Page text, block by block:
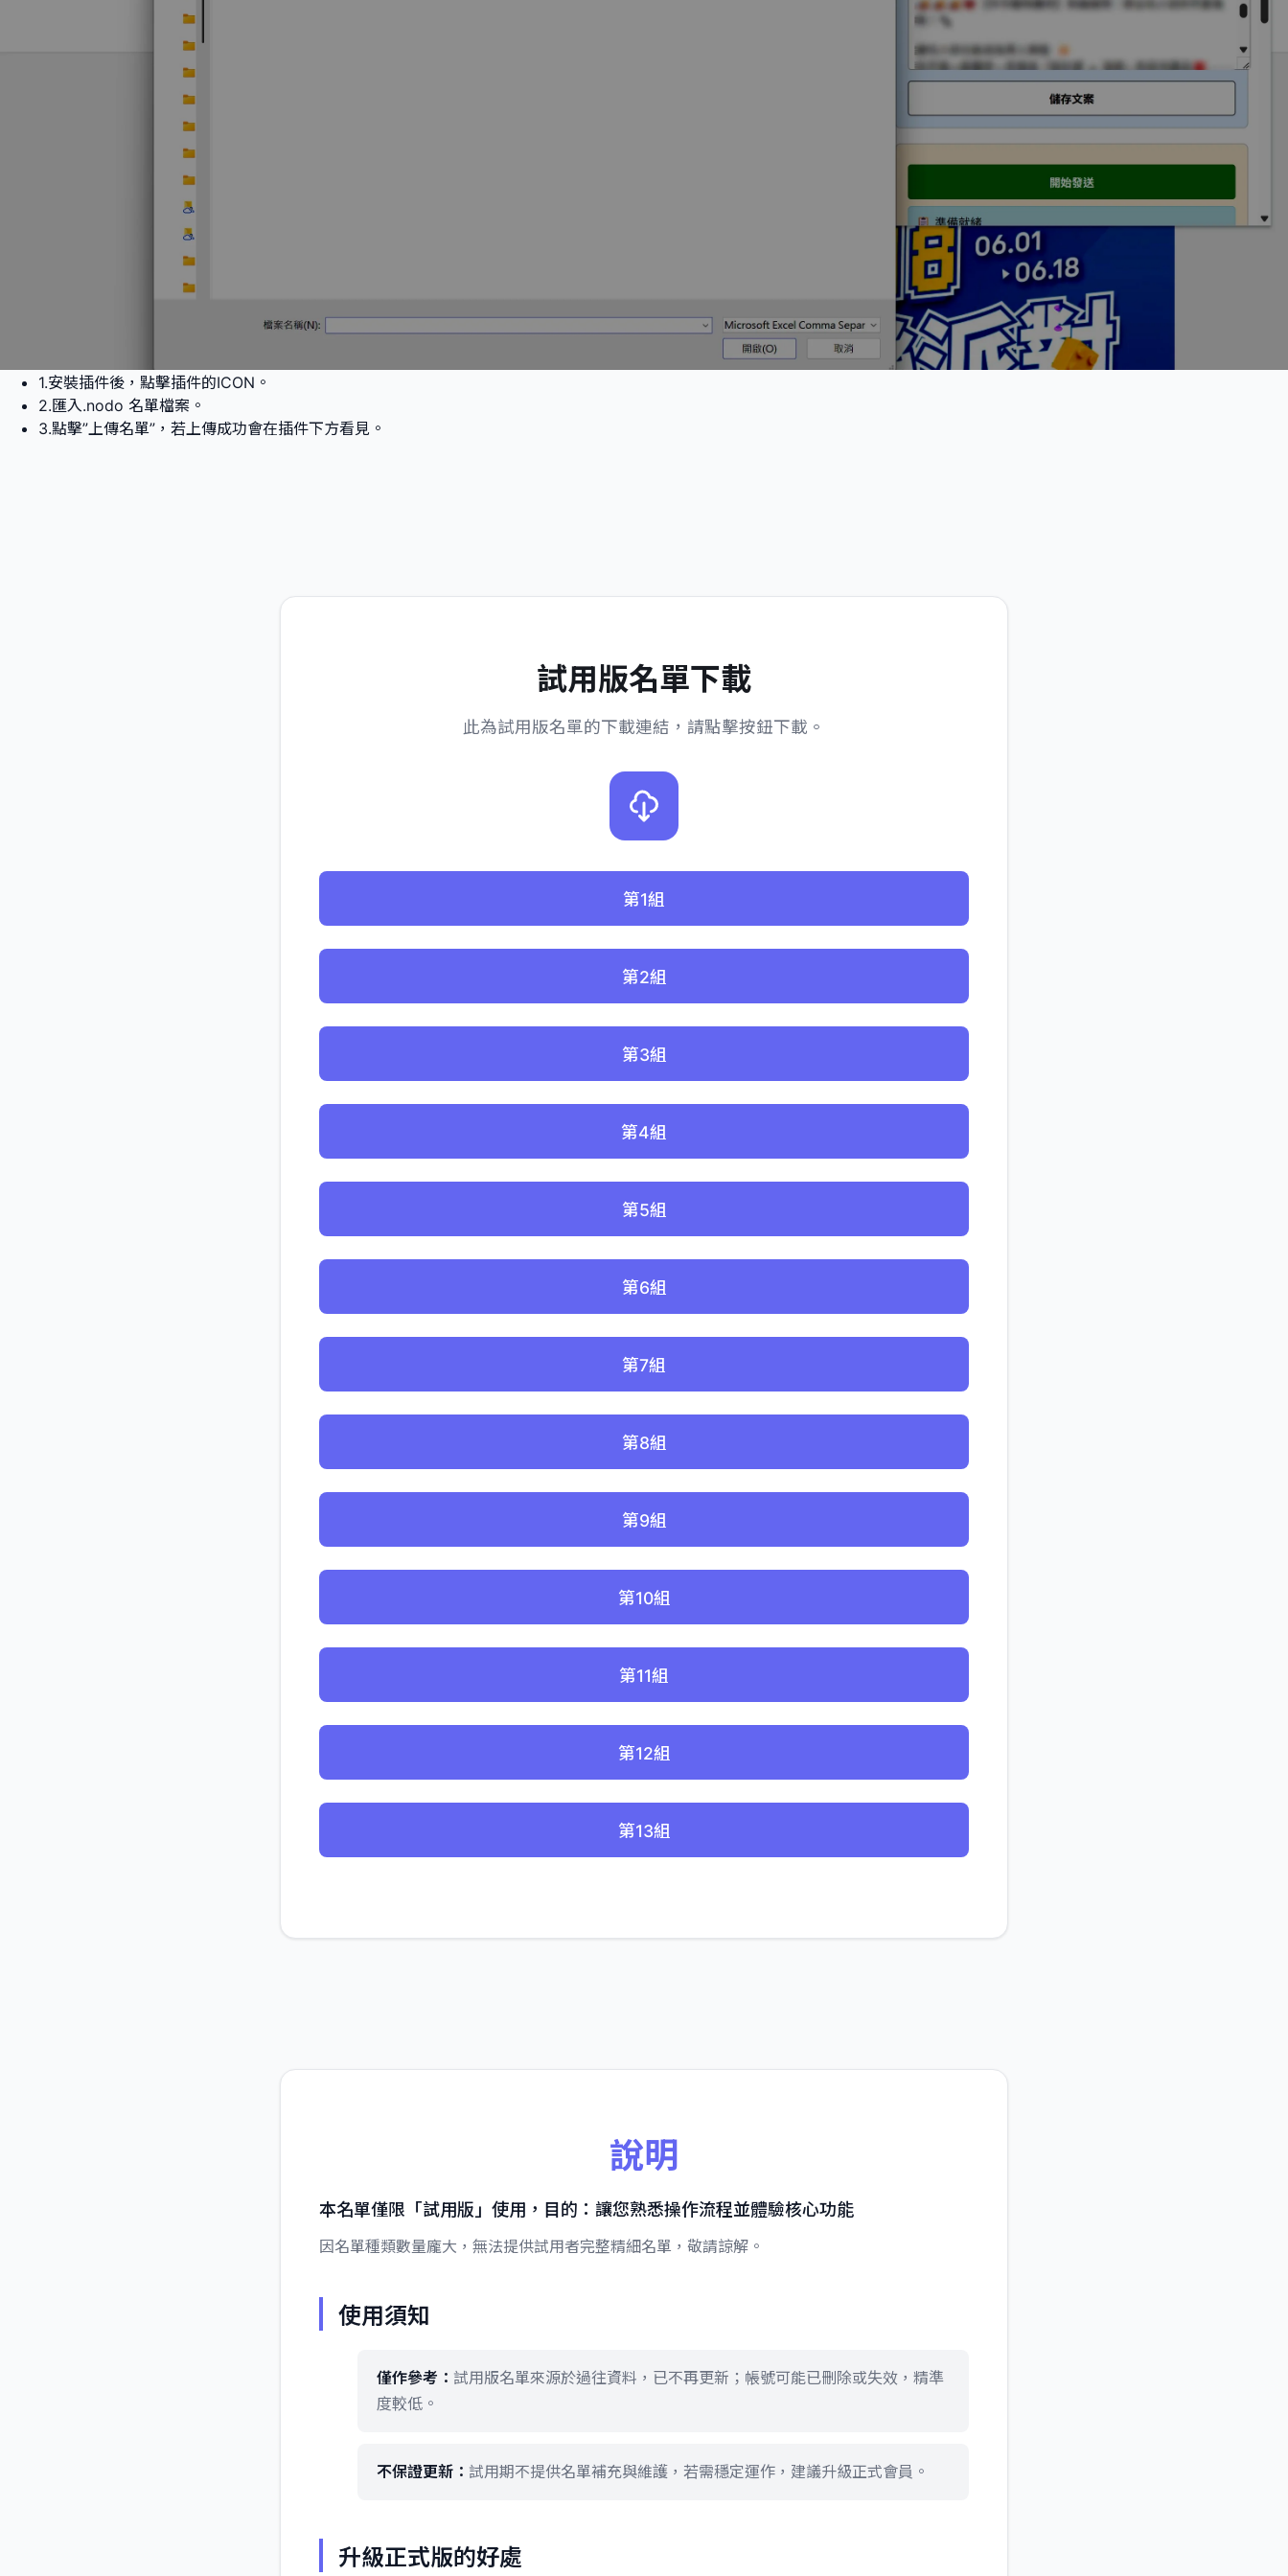
1.安裝插件後，點擊插件的ICON。
2.匯入.nodo 名單檔案。
3.點擊”上傳名單”，若上傳成功會在插件下方看見。
試用版名單下載
此為試用版名單的下載連結，請點擊按鈕下載。
第1組
第2組
第3組
第4組
第5組
第6組
第7組
第8組
第9組
第10組
第11組
第12組
第13組
說明
本名單僅限「試用版」使用，目的：讓您熟悉操作流程並體驗核心功能
因名單種類數量龐大，無法提供試用者完整精細名單，敬請諒解。
使用須知
僅作參考： 試用版名單來源於過往資料，已不再更新；帳號可能已刪除或失效，精準
度較低。
不保證更新： 試用期不提供名單補充與維護，若需穩定運作，建議升級正式會員。
升級正式版的好處